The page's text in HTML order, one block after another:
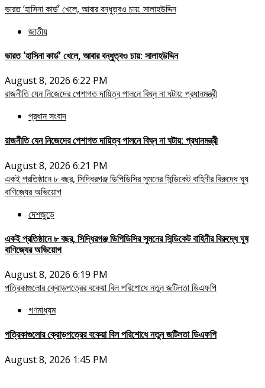
ভারত ‘হাসিনা কার্ড’ খেলে, আবার বন্ধুত্বও চায়: সালাহউদ্দিন
জাতীয়
ভারত ‘হাসিনা কার্ড’ খেলে, আবার বন্ধুত্বও চায়: সালাহউদ্দিন
August 8, 2026 6:22 PM
রাজনীতি যেন নিজেদের পেশাগত দায়িত্ব পালনে বিঘ্ন না ঘটায়: প্রধানমন্ত্রী
প্রধান সংবাদ
রাজনীতি যেন নিজেদের পেশাগত দায়িত্ব পালনে বিঘ্ন না ঘটায়: প্রধানমন্ত্রী
August 8, 2026 6:21 PM
একই প্রতিষ্ঠানে ৮ বছর, সিদ্ধিরগঞ্জ ডিপিডিসির সুমনের সিন্ডিকেট বাহিনীর বিরুদ্ধে ঘুষ
বাণিজ্যের অভিয়োগ
দেশজুড়ে
একই প্রতিষ্ঠানে ৮ বছর, সিদ্ধিরগঞ্জ ডিপিডিসির সুমনের সিন্ডিকেট বাহিনীর বিরুদ্ধে ঘুষ
বাণিজ্যের অভিয়োগ
August 8, 2026 6:19 PM
পত্রিকাগুলোর ক্রোড়পত্রের বকেয়া বিল পরিশোধে নতুন জটিলতা ডিএফপি
গণমাধ্যম
পত্রিকাগুলোর ক্রোড়পত্রের বকেয়া বিল পরিশোধে নতুন জটিলতা ডিএফপি
August 8, 2026 1:45 PM